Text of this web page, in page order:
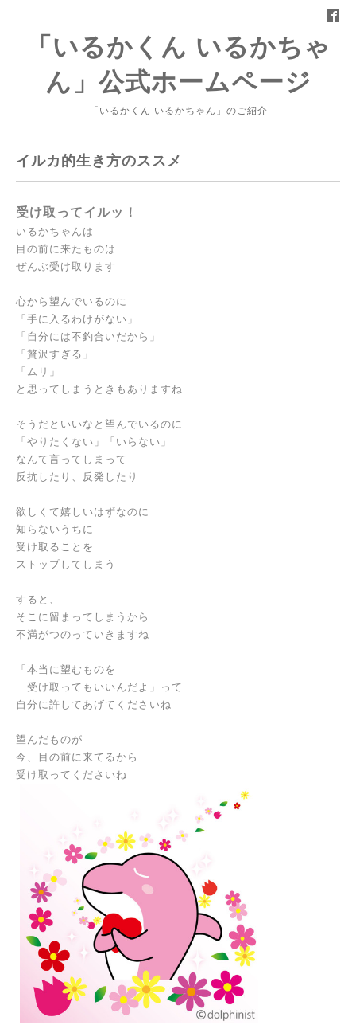
「いるかくん いるかちゃ
ん」公式ホームページ
「いるかくん いるかちゃん」のご紹介
イルカ的生き方のススメ
受け取ってイルッ！
いるかちゃんは
目の前に来たものは
ぜんぶ受け取ります
心から望んでいるのに
「手に入るわけがない」
「自分には不釣合いだから」
「贅沢すぎる」
「ムリ」
と思ってしまうときもありますね
そうだといいなと望んでいるのに
「やりたくない」「いらない」
なんて言ってしまって
反抗したり、反発したり
欲しくて嬉しいはずなのに
知らないうちに
受け取ることを
ストップしてしまう
すると、
そこに留まってしまうから
不満がつのっていきますね
「本当に望むものを
受け取ってもいいんだよ」って
自分に許してあげてくださいね
望んだものが
今、目の前に来てるから
受け取ってくださいね